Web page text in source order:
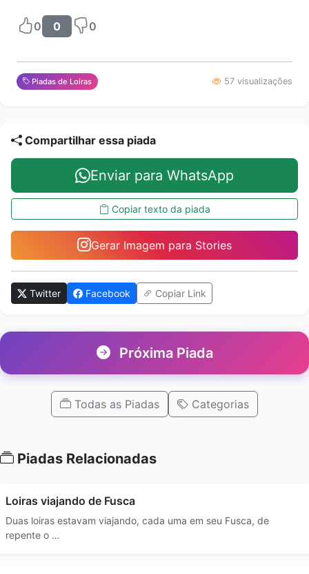
0 0 0
Piadas de Loiras 57 visualizações
Compartilhar essa piada
Enviar para WhatsApp
Copiar texto da piada
Gerar Imagem para Stories
Twitter Facebook Copiar Link
Próxima Piada
Todas as Piadas Categorias
Piadas Relacionadas
Loiras viajando de Fusca
Duas loiras estavam viajando, cada uma em seu Fusca, de
repente o …